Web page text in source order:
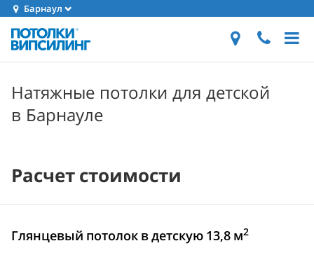
Барнаул
Натяжные потолки для детской
в Барнауле
Расчет стоимости
Глянцевый потолок в детскую 13,8 м2